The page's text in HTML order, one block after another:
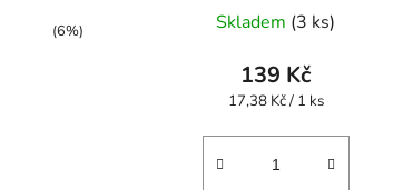
(6%) Skladem (3 ks)
139 Kč
Měrná
17,38 Kč / 1 ks